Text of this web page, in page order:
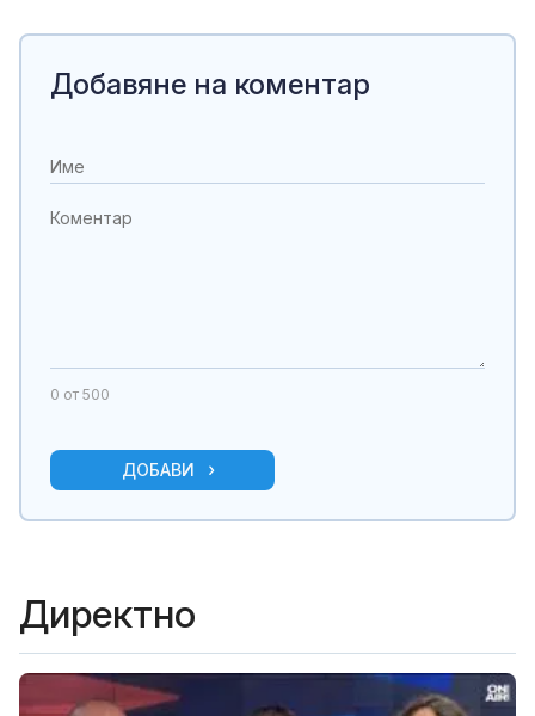
Добавяне на коментар
0 от 500
ДОБАВИ
Директно